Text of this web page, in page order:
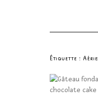
Étiquette :